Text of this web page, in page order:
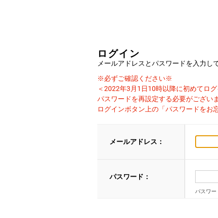
ログイン
メールアドレスとパスワードを入力し
※必ずご確認ください※
＜2022年3月1日10時以降に初めてロ
パスワードを再設定する必要がございま
ログインボタン上の「パスワードをお
メールアドレス：
パスワード：
パスワー